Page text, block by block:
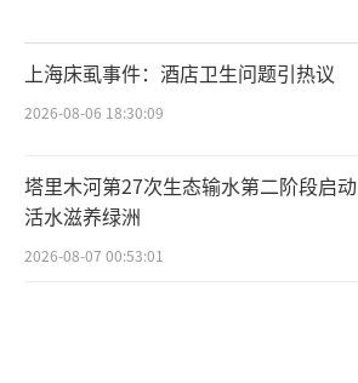
上海床虱事件：酒店卫生问题引热议
2026-08-06 18:30:09
塔里木河第27次生态输水第二阶段启动
活水滋养绿洲
2026-08-07 00:53:01